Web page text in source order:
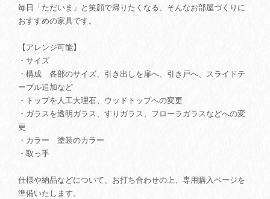
毎日「ただいま」と笑顔で帰りたくなる、そんなお部屋づくりに
おすすめの家具です。
【アレンジ可能】
・サイズ
・構成 各部のサイズ、引き出しを扉へ、引き戸へ、スライドテ
ーブル追加など
・トップを人工大理石、ウッドトップへの変更
・ガラスを透明ガラス、すりガラス、フローラガラスなどへの変
更
・カラー 塗装のカラー
・取っ手
仕様や納品などについて、お打ち合わせの上、専用購入ページを
準備いたします。